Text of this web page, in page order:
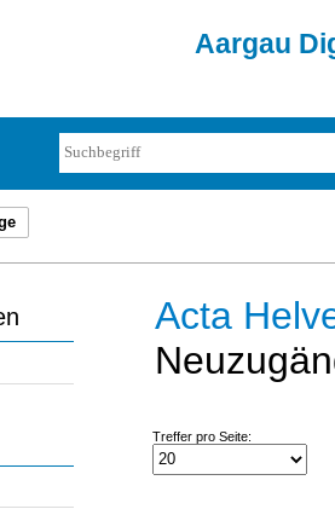
Aargau
Acta
Treffer pro Seite: